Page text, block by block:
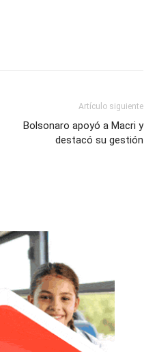
Artículo siguiente
Bolsonaro apoyó a Macri y
destacó su gestión